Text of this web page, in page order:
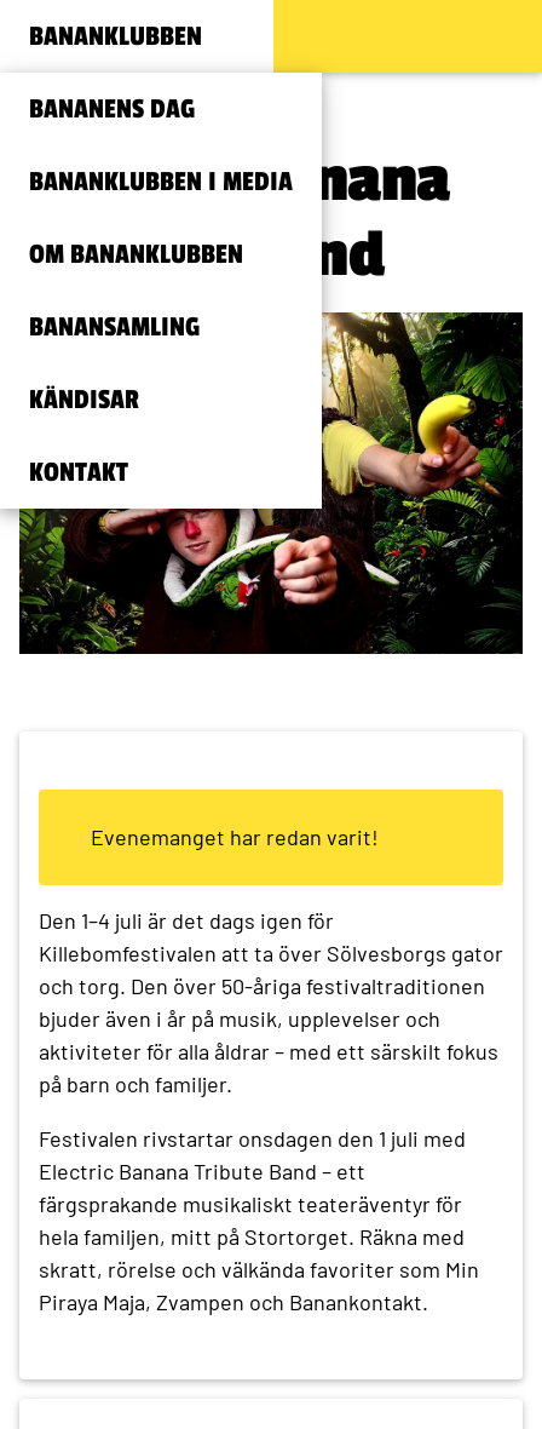
BANANKLUBBEN
BANANENS DAG
BANANKLUBBEN I MEDIA
OM BANANKLUBBEN
BANANSAMLING
KÄNDISAR
KONTAKT
Electric Banana
Tribute Band
Evenemanget har redan varit!
Den 1–4 juli är det dags igen för
Killebomfestivalen att ta över Sölvesborgs gator
och torg. Den över 50‑åriga festivaltraditionen
bjuder även i år på musik, upplevelser och
aktiviteter för alla åldrar – med ett särskilt fokus
på barn och familjer.
Festivalen rivstartar onsdagen den 1 juli med
Electric Banana Tribute Band – ett
färgsprakande musikaliskt teateräventyr för
hela familjen, mitt på Stortorget. Räkna med
skratt, rörelse och välkända favoriter som Min
Piraya Maja, Zvampen och Banankontakt.